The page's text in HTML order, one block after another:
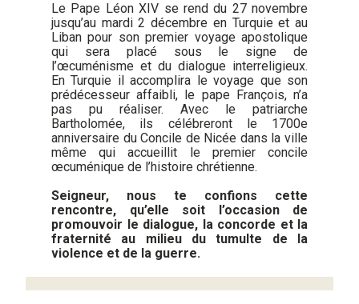
Le Pape Léon XIV se rend du 27 novembre
jusqu’au mardi 2 décembre en Turquie et au
Liban pour son premier voyage apostolique
qui sera placé sous le signe de
l’œcuménisme et du dialogue interreligieux.
En Turquie il accomplira le voyage que son
prédécesseur affaibli, le pape François, n’a
pas pu réaliser. Avec le patriarche
Bartholomée, ils célébreront le 1700e
anniversaire du Concile de Nicée dans la ville
même qui accueillit le premier concile
œcuménique de l’histoire chrétienne.
Seigneur, nous te confions cette
rencontre, qu’elle soit l’occasion de
promouvoir le dialogue, la concorde et la
fraternité au milieu du tumulte de la
violence et de la guerre.